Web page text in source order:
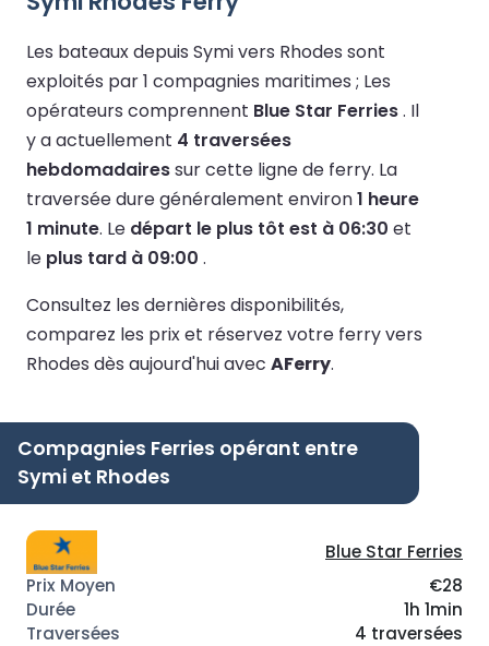
Les bateaux depuis Symi vers Rhodes sont
exploités par 1 compagnies maritimes ; Les
opérateurs comprennent Blue Star Ferries. Il
y a actuellement 4 traversées
hebdomadairessur cette ligne de ferry. La
traversée dure généralement environ1 heure
1 minute. Le départ le plus tôt est à 06:30 et
le plus tard à 09:00 .
Consultez les dernières disponibilités,
comparez les prix et réservez votre ferry vers
Rhodes dès aujourd'hui avec AFerry.
Compagnies Ferries opérant entre
Symi et Rhodes
Blue Star Ferries
€28
1h 1min
4 traversées